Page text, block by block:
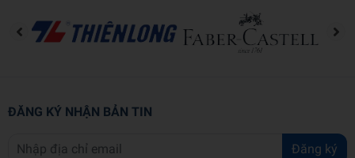
ĐĂNG KÝ NHẬN BẢN TIN
Đăng ký